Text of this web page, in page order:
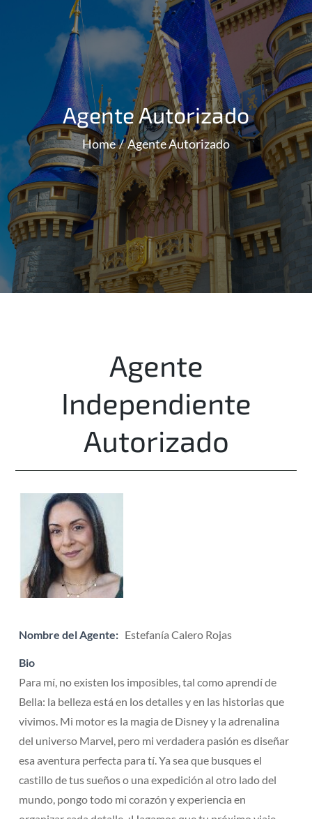
Agente Autorizado
Home Agente Autorizado
Agente
Independiente
Autorizado
Nombre del Agente: Estefanía Calero Rojas
Bio
Para mí, no existen los imposibles, tal como aprendí de
Bella: la belleza está en los detalles y en las historias que
vivimos. Mi motor es la magia de Disney y la adrenalina
del universo Marvel, pero mi verdadera pasión es diseñar
esa aventura perfecta para tí. Ya sea que busques el
castillo de tus sueños o una expedición al otro lado del
mundo, pongo todo mi corazón y experiencia en